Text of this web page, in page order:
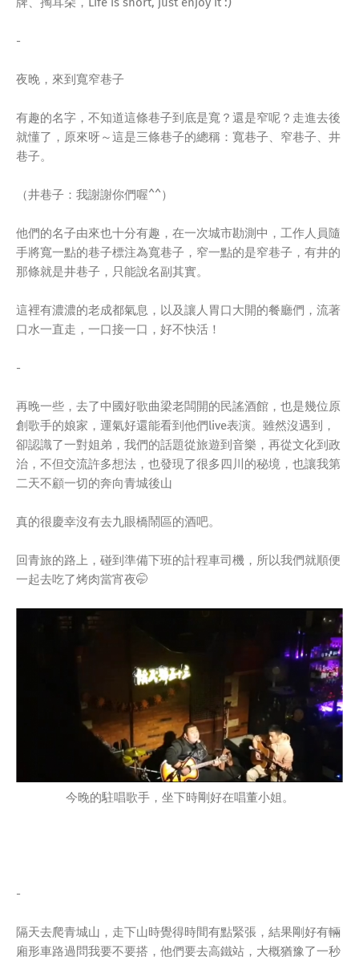
-
夜晚，來到寬窄巷子
有趣的名字，不知道這條巷子到底是寬？還是窄呢？走進去後
就懂了，原來呀～這是三條巷子的總稱：寬巷子、窄巷子、井
巷子。
（井巷子：我謝謝你們喔^^）
他們的名子由來也十分有趣，在一次城市勘測中，工作人員隨
手將寬一點的巷子標注為寬巷子，窄一點的是窄巷子，有井的
那條就是井巷子，只能說名副其實。
這裡有濃濃的老成都氣息，以及讓人胃口大開的餐廳們，流著
口水一直走，一口接一口，好不快活！
-
再晚一些，去了中國好歌曲梁老闆開的民謠酒館，也是幾位原
創歌手的娘家，運氣好還能看到他們live表演。雖然沒遇到，
卻認識了一對姐弟，我們的話題從旅遊到音樂，再從文化到政
治，不但交流許多想法，也發現了很多四川的秘境，也讓我第
二天不顧一切的奔向青城後山
真的很慶幸沒有去九眼橋鬧區的酒吧。
回青旅的路上，碰到準備下班的計程車司機，所以我們就順便
一起去吃了烤肉當宵夜🤭
今晚的駐唱歌手，坐下時剛好在唱董小姐。
-
隔天去爬青城山，走下山時覺得時間有點緊張，結果剛好有輛
廂形車路過問我要不要搭，他們要去高鐵站，大概猶豫了一秒